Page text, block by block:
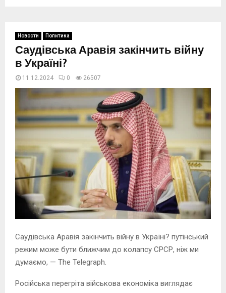
Новости Политика
Саудівська Аравія закінчить війну
в Україні?
11.12.2024 0 26507
Саудівська Аравія закінчить війну в Україні? путінський
режим може бути ближчим до колапсу СРСР, ніж ми
думаємо, — The Telegraph.
Російська перегріта військова економіка виглядає